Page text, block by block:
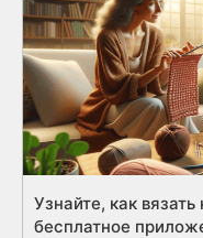
Узнайте, как
бесплатное